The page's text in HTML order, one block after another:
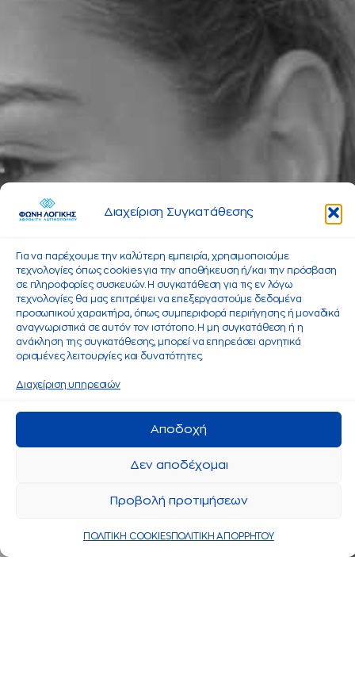
Διαχείριση Συγκατάθεσης
Για να παρέχουμε την καλύτερη εμπειρία, χρησιμοποιούμε
τεχνολογίες όπως cookies για την αποθήκευση ή/και την πρόσβαση
σε πληροφορίες συσκευών. Η συγκατάθεση για τις εν λόγω
τεχνολογίες θα μας επιτρέψει να επεξεργαστούμε δεδομένα
προσωπικού χαρακτήρα, όπως συμπεριφορά περιήγησης ή μοναδικά
αναγνωριστικά σε αυτόν τον ιστότοπο. Η μη συγκατάθεση ή η
ανάκληση της συγκατάθεσης, μπορεί να επηρεάσει αρνητικά
ορισμένες λειτουργίες και δυνατότητες.
Διαχείριση υπηρεσιών
Αποδοχή
Δεν αποδέχομαι
Προβολή προτιμήσεων
ΠΟΛΙΤΙΚΗ COOKIESΠΟΛΙΤΙΚΗ ΑΠΟΡΡΗΤΟΥ